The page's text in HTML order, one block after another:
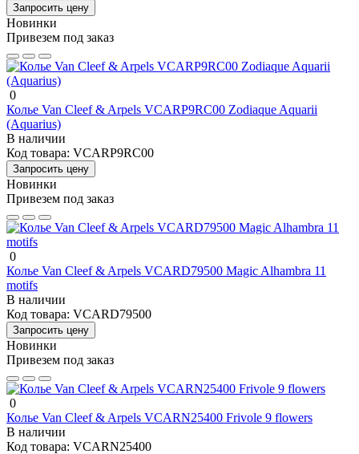
Запросить цену
Новинки
Привезем под заказ
0
Колье Van Cleef & Arpels VCARP9RC00 Zodiaque Aquarii
(Aquarius)
В наличии
Код товара: VCARP9RC00
Запросить цену
Новинки
Привезем под заказ
0
Колье Van Cleef & Arpels VCARD79500 Magic Alhambra 11
motifs
В наличии
Код товара: VCARD79500
Запросить цену
Новинки
Привезем под заказ
0
Колье Van Cleef & Arpels VCARN25400 Frivole 9 flowers
В наличии
Код товара: VCARN25400